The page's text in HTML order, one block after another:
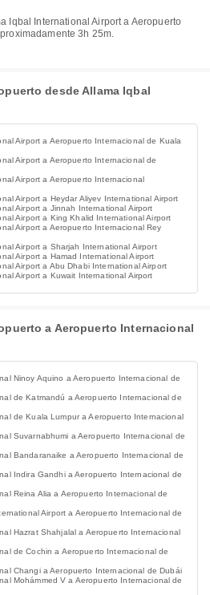
3h 25m.
desde Allama Iqbal
Airport a Aeropuerto Internacional de Kuala
Airport a Aeropuerto Internacional de
Airport a Aeropuerto Internacional
Airport a Heydar Aliyev International Airport
Airport a Jinnah International Airport
Airport a King Khalid International Airport
Airport a Aeropuerto Internacional Rey
Airport a Sharjah International Airport
Airport a Hamad International Airport
Airport a Abu Dhabi International Airport
Airport a Kuwait International Airport
a Aeropuerto Internacional
Ninoy Aquino a Aeropuerto Internacional de
de Katmandú a Aeropuerto Internacional de
de Kuala Lumpur a Aeropuerto Internacional
Suvarnabhumi a Aeropuerto Internacional de
Bandaranaike a Aeropuerto Internacional de
Indira Gandhi a Aeropuerto Internacional de
Reina Alia a Aeropuerto Internacional de
Airport a Aeropuerto Internacional de
Hazrat Shahjalal a Aeropuerto Internacional
de Cochin a Aeropuerto Internacional de
Changi a Aeropuerto Internacional de Dubái
Mohámmed V a Aeropuerto Internacional de